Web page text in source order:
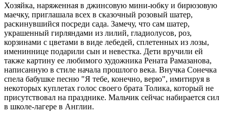
Хозяйка, наряженная в джинсовую мини-юбку и бирюзовую
маечку, приглашала всех в сказочный розовый шатер,
раскинувшийся посреди сада. Замечу, что сам шатер,
украшенный гирляндами из лилий, гладиолусов, роз,
корзинами с цветами в виде лебедей, сплетенных из лозы,
имениннице подарили сын и невестка. Дети вручили ей
также картину ее любимого художника Рената Рамазанова,
написанную в стиле начала прошлого века. Внучка Сонечка
спела бабушке песню "Я тебе, конечно, верю", имитируя в
некоторых куплетах голос своего брата Толика, который не
присутствовал на празднике. Мальчик сейчас набирается сил
в школе-лагере в Англии.